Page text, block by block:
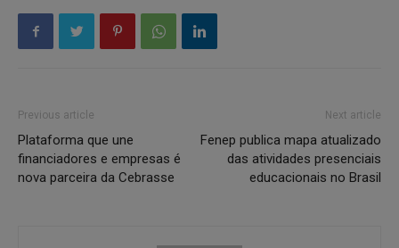
Previous article
Plataforma que une
financiadores e empresas é
nova parceira da Cebrasse
Next article
Fenep publica mapa atualizado
das atividades presenciais
educacionais no Brasil